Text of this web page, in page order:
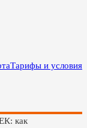
Тарифы и условия
как